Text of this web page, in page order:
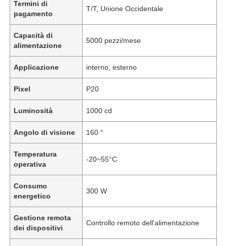
Termini di
pagamento
T/T, Unione Occidentale
Capacità di
alimentazione
5000 pezzi/mese
Applicazione interno, esterno
Pixel P20
Luminosità 1000 cd
Angolo di visione 160 °
Temperatura
operativa
-20~55°C
Consumo
energetico
300 W
Gestione remota
dei dispositivi
Controllo remoto dell'alimentazione